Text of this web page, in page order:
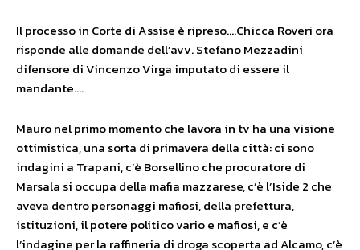
Il processo in Corte di Assise è ripreso….Chicca Roveri ora
risponde alle domande dell’avv. Stefano Mezzadini
difensore di Vincenzo Virga imputato di essere il
mandante….
Mauro nel primo momento che lavora in tv ha una visione
ottimistica, una sorta di primavera della città: ci sono
indagini a Trapani, c’è Borsellino che procuratore di
Marsala si occupa della mafia mazzarese, c’è l’Iside 2 che
aveva dentro personaggi mafiosi, della prefettura,
istituzioni, il potere politico vario e mafiosi, e c’è
l’indagine per la raffineria di droga scoperta ad Alcamo, c’è